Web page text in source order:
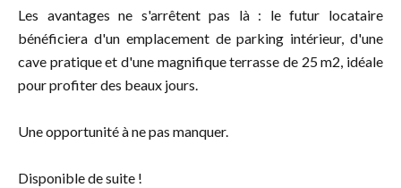
Les avantages ne s'arrêtent pas là : le futur locataire
bénéficiera d'un emplacement de parking intérieur, d'une
cave pratique et d'une magnifique terrasse de 25 m2, idéale
pour profiter des beaux jours.
Une opportunité à ne pas manquer.
Disponible de suite !